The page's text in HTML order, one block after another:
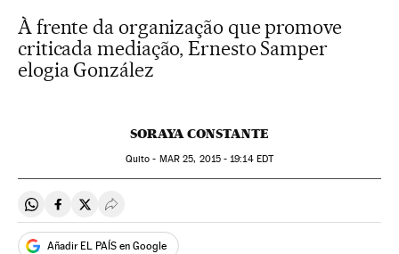
À frente da organização que promove
criticada mediação, Ernesto Samper
elogia González
SORAYA CONSTANTE
Quito - MAR 25, 2015 - 19:14EDT
Compartir en Whatsapp
Compartir en Facebook
Compartir en Twitter
Desplegar Redes Sociales
Añadir EL PAÍS en Google